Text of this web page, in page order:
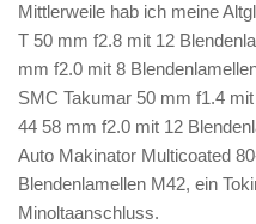
Mittlerweile hab ich meine
T 50 mm f2.8 mit 12
mm f2.0 mit 8
SMC Takumar 50 mm f1.4
44 58 mm f2.0 mit 12
Auto Makinator Multicoated
Blendenlamellen M42, ein
Minoltaanschluss.